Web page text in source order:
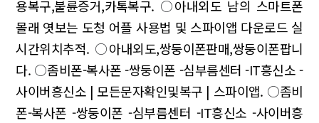
용복구,불륜증거,카톡복구. ○아내외도 남의 스마트폰
몰래 엿보는 도청 어플 사용법 및 스파이앱 다운로드 실
시간위치추적. ○아내외도,쌍둥이폰판매,쌍둥이폰팝니
다. ○좀비폰-복사폰 -쌍둥이폰 -심부름센터 -IT흥신소 -
사이버흥신소 | 모든문자확인및복구 | 스파이앱. ○좀비
폰-복사폰 -쌍둥이폰 -심부름센터 -IT흥신소 -사이버흥